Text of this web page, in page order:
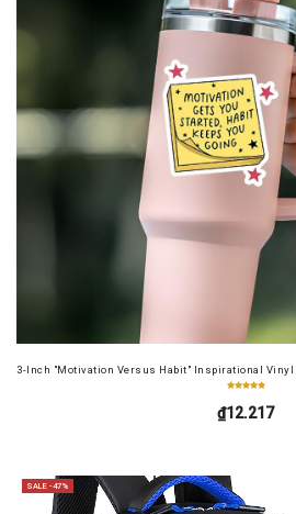
3-Inch "Motivation Versus Habit" Inspirational Vinyl
₫12.217
SALE -47%